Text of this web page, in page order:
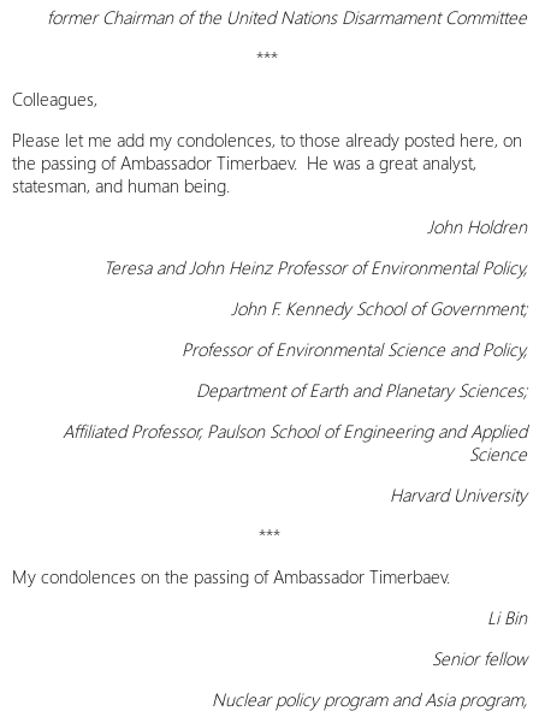
former Chairman of the United Nations Disarmament Committee
***
Colleagues,
Please let me add my condolences, to those already posted here, on
the passing of Ambassador Timerbaev. He was a great analyst,
statesman, and human being.
John Holdren
Teresa and John Heinz Professor of Environmental Policy,
John F. Kennedy School of Government;
Professor of Environmental Science and Policy,
Department of Earth and Planetary Sciences;
Affiliated Professor, Paulson School of Engineering and Applied
Science
Harvard University
***
My condolences on the passing of Ambassador Timerbaev.
Li Bin
Senior fellow
Nuclear policy program and Asia program,